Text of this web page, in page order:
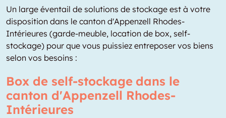
Un large éventail de solutions de stockage est à votre
disposition dans le canton d'Appenzell Rhodes-
Intérieures (garde-meuble, location de box, self-
stockage) pour que vous puissiez entreposer vos biens
selon vos besoins :
Box de self-stockage dans le
canton d'Appenzell Rhodes-
Intérieures